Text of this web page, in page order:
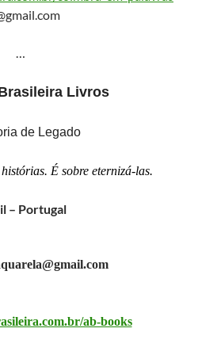
…
Livros
de Legado
É sobre eternizá-las.
– Portugal
ab-books